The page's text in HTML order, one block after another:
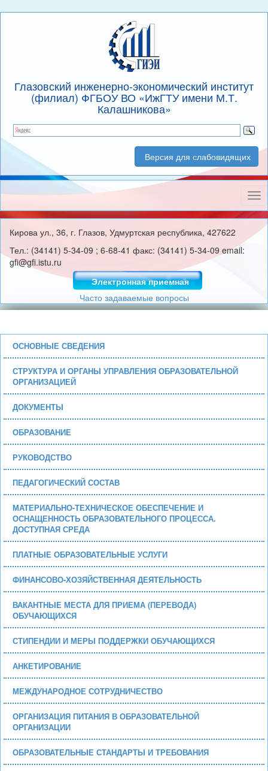
Глазовский инженерно-экономический институт
(филиал) ФГБОУ ВО «ИжГТУ имени М.Т.
Калашникова»
Версия для слабовидящих
Кирова ул., 36, г. Глазов, Удмуртская республика, 427622
Тел.: (34141) 5-34-09 ; 6-68-41 факс: (34141) 5-34-09 email:
gfi@gfi.istu.ru
Электронная приемная
Часто задаваемые вопросы
ОСНОВНЫЕ СВЕДЕНИЯ
СТРУКТУРА И ОРГАНЫ УПРАВЛЕНИЯ ОБРАЗОВАТЕЛЬНОЙ
ОРГАНИЗАЦИЕЙ
ДОКУМЕНТЫ
ОБРАЗОВАНИЕ
РУКОВОДСТВО
ПЕДАГОГИЧЕСКИЙ СОСТАВ
МАТЕРИАЛЬНО-ТЕХНИЧЕСКОЕ ОБЕСПЕЧЕНИЕ И
ОСНАЩЕННОСТЬ ОБРАЗОВАТЕЛЬНОГО ПРОЦЕССА.
ДОСТУПНАЯ СРЕДА
ПЛАТНЫЕ ОБРАЗОВАТЕЛЬНЫЕ УСЛУГИ
ФИНАНСОВО-ХОЗЯЙСТВЕННАЯ ДЕЯТЕЛЬНОСТЬ
ВАКАНТНЫЕ МЕСТА ДЛЯ ПРИЕМА (ПЕРЕВОДА)
ОБУЧАЮЩИХСЯ
СТИПЕНДИИ И МЕРЫ ПОДДЕРЖКИ ОБУЧАЮЩИХСЯ
АНКЕТИРОВАНИЕ
МЕЖДУНАРОДНОЕ СОТРУДНИЧЕСТВО
ОРГАНИЗАЦИЯ ПИТАНИЯ В ОБРАЗОВАТЕЛЬНОЙ
ОРГАНИЗАЦИИ
ОБРАЗОВАТЕЛЬНЫЕ СТАНДАРТЫ И ТРЕБОВАНИЯ